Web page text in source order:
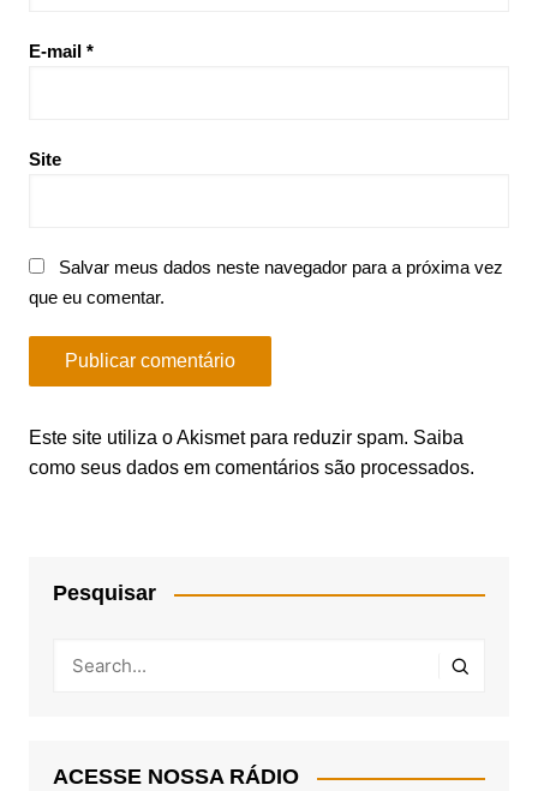
E-mail *
Site
Salvar meus dados neste navegador para a próxima vez
que eu comentar.
Este site utiliza o Akismet para reduzir spam. Saiba
como seus dados em comentários são processados.
Pesquisar
ACESSE NOSSA RÁDIO